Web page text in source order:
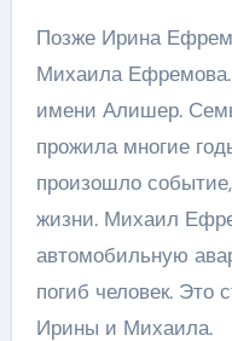
Позже Ирина
Михаила Ефремова.
имени Алишер.
прожила многие
произошло
жизни. Михаил
автомобильную
погиб человек. Это
Ирины и Михаила.